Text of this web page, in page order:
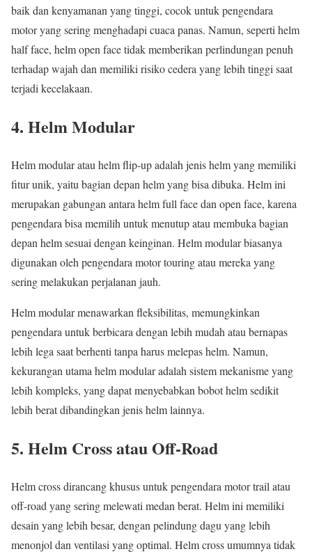
baik dan kenyamanan yang tinggi, cocok untuk pengendara
motor yang sering menghadapi cuaca panas. Namun, seperti helm
half face, helm open face tidak memberikan perlindungan penuh
terhadap wajah dan memiliki risiko cedera yang lebih tinggi saat
terjadi kecelakaan.
4. Helm Modular
Helm modular atau helm flip-up adalah jenis helm yang memiliki
fitur unik, yaitu bagian depan helm yang bisa dibuka. Helm ini
merupakan gabungan antara helm full face dan open face, karena
pengendara bisa memilih untuk menutup atau membuka bagian
depan helm sesuai dengan keinginan. Helm modular biasanya
digunakan oleh pengendara motor touring atau mereka yang
sering melakukan perjalanan jauh.
Helm modular menawarkan fleksibilitas, memungkinkan
pengendara untuk berbicara dengan lebih mudah atau bernapas
lebih lega saat berhenti tanpa harus melepas helm. Namun,
kekurangan utama helm modular adalah sistem mekanisme yang
lebih kompleks, yang dapat menyebabkan bobot helm sedikit
lebih berat dibandingkan jenis helm lainnya.
5. Helm Cross atau Off-Road
Helm cross dirancang khusus untuk pengendara motor trail atau
off-road yang sering melewati medan berat. Helm ini memiliki
desain yang lebih besar, dengan pelindung dagu yang lebih
menonjol dan ventilasi yang optimal. Helm cross umumnya tidak